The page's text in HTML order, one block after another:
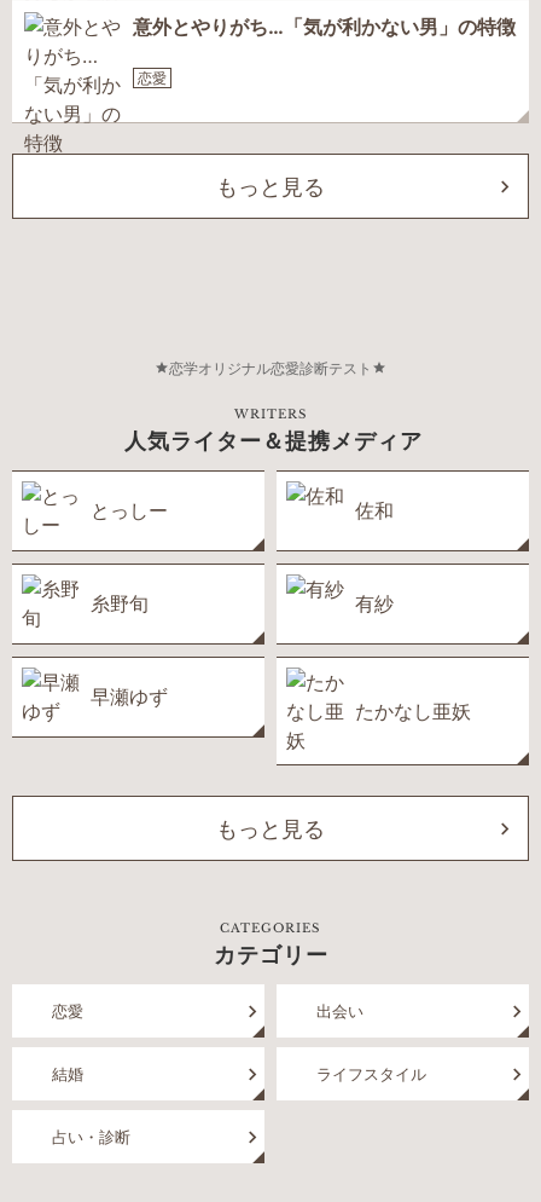
意外とやりがち…「気が利かない男」の特徴
恋愛
もっと見る
恋学オリジナル恋愛診断テスト
WRITERS
人気ライター＆提携メディア
とっしー 佐和
糸野旬 有紗
早瀬ゆず
たかなし亜妖
もっと見る
CATEGORIES
カテゴリー
恋愛 出会い
結婚 ライフスタイル
占い・診断